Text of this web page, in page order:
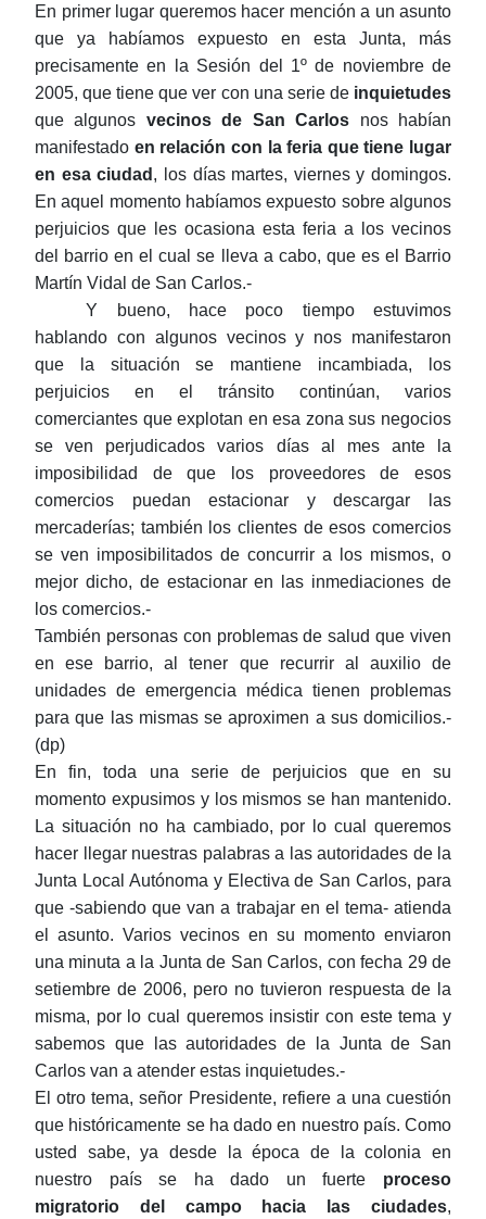
En primer lugar queremos hacer mención a un asunto
que ya habíamos expuesto en esta Junta, más
precisamente en la Sesión del 1º de noviembre de
2005, que tiene que ver con una serie de inquietudes
que algunos vecinos de San Carlos nos habían
manifestado en relación con la feria que tiene lugar
en esa ciudad , los días martes, viernes y domingos.
En aquel momento habíamos expuesto sobre algunos
perjuicios que les ocasiona esta feria a los vecinos
del barrio en el cual se lleva a cabo, que es el Barrio
Martín Vidal de San Carlos.-
Y bueno, hace poco tiempo estuvimos
hablando con algunos vecinos y nos manifestaron
que la situación se mantiene incambiada, los
perjuicios en el tránsito continúan, varios
comerciantes que explotan en esa zona sus negocios
se ven perjudicados varios días al mes ante la
imposibilidad de que los proveedores de esos
comercios puedan estacionar y descargar las
mercaderías; también los clientes de esos comercios
se ven imposibilitados de concurrir a los mismos, o
mejor dicho, de estacionar en las inmediaciones de
los comercios.-
También personas con problemas de salud que viven
en ese barrio, al tener que recurrir al auxilio de
unidades de emergencia médica tienen problemas
para que las mismas se aproximen a sus domicilios.-
(dp)
En fin, toda una serie de perjuicios que en su
momento expusimos y los mismos se han mantenido.
La situación no ha cambiado, por lo cual queremos
hacer llegar nuestras palabras a las autoridades de la
Junta Local Autónoma y Electiva de San Carlos, para
que -sabiendo que van a trabajar en el tema- atienda
el asunto. Varios vecinos en su momento enviaron
una minuta a la Junta de San Carlos, con fecha 29 de
setiembre de 2006, pero no tuvieron respuesta de la
misma, por lo cual queremos insistir con este tema y
sabemos que las autoridades de la Junta de San
Carlos van a atender estas inquietudes.-
El otro tema, señor Presidente, refiere a una cuestión
que históricamente se ha dado en nuestro país. Como
usted sabe, ya desde la época de la colonia en
nuestro país se ha dado un fuerte proceso
migratorio del campo hacia las ciudades,